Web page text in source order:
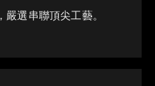
嚴選串聯頂尖工藝。